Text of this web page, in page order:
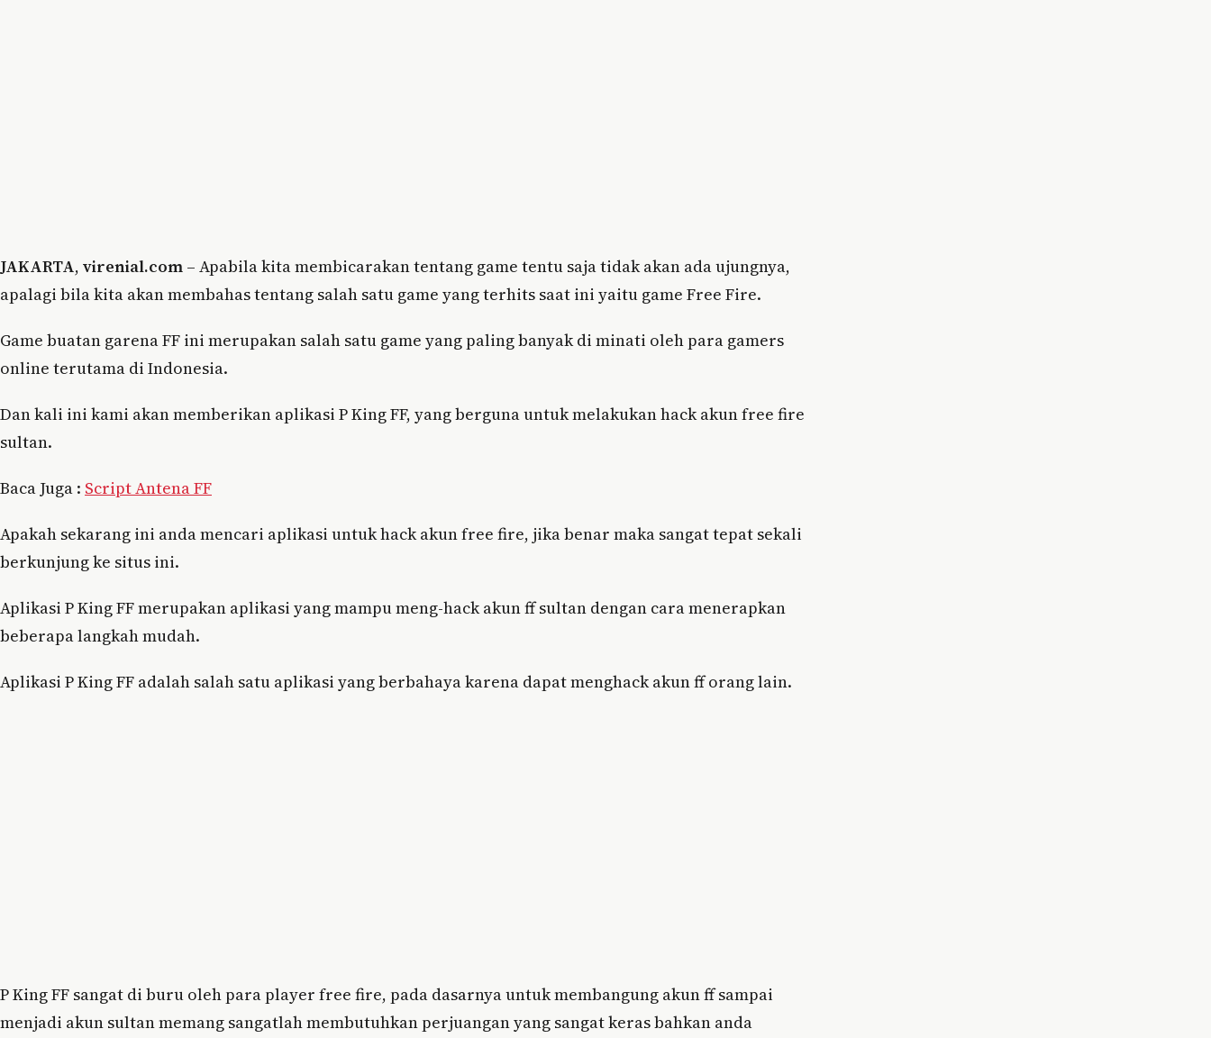
JAKARTA, virenial.com – Apabila kita membicarakan tentang game tentu saja tidak akan ada ujungnya,
apalagi bila kita akan membahas tentang salah satu game yang terhits saat ini yaitu game Free Fire.
Game buatan garena FF ini merupakan salah satu game yang paling banyak di minati oleh para gamers
online terutama di Indonesia.
Dan kali ini kami akan memberikan aplikasi P King FF, yang berguna untuk melakukan hack akun free fire
sultan.
Baca Juga : Script Antena FF
Apakah sekarang ini anda mencari aplikasi untuk hack akun free fire, jika benar maka sangat tepat sekali
berkunjung ke situs ini.
Aplikasi P King FF merupakan aplikasi yang mampu meng-hack akun ff sultan dengan cara menerapkan
beberapa langkah mudah.
Aplikasi P King FF adalah salah satu aplikasi yang berbahaya karena dapat menghack akun ff orang lain.
P King FF sangat di buru oleh para player free fire, pada dasarnya untuk membangung akun ff sampai
menjadi akun sultan memang sangatlah membutuhkan perjuangan yang sangat keras bahkan anda